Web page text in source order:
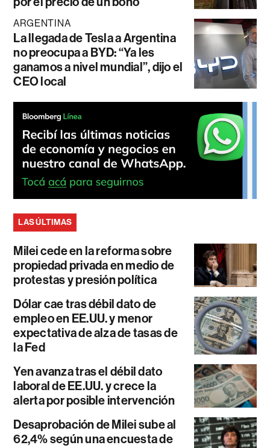
ARGENTINA
La llegada de Tesla a Argentina
no preocupa a BYD: “Ya les
ganamos a nivel mundial”, dijo el
CEO local
LAS ÚLTIMAS
Milei cede en la reforma sobre
propiedad privada en medio de
protestas y presión política
Dólar cae tras débil dato de
empleo en EE.UU. y menor
expectativa de alza de tasas de
la Fed
Yen avanza tras el débil dato
laboral de EE.UU. y crece la
alerta por posible intervención
Desaprobación de Milei sube al
62,4% según una encuesta de